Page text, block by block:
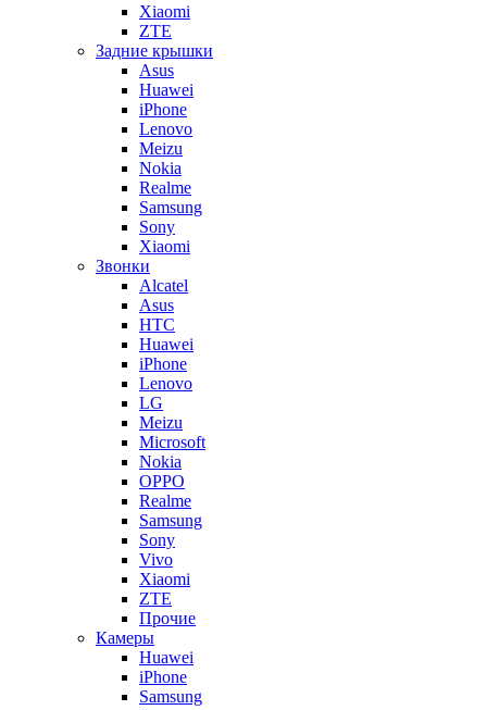
Xiaomi
ZTE
Задние крышки
Asus
Huawei
iPhone
Lenovo
Meizu
Nokia
Realme
Samsung
Sony
Xiaomi
Звонки
Alcatel
Asus
HTC
Huawei
iPhone
Lenovo
LG
Meizu
Microsoft
Nokia
OPPO
Realme
Samsung
Sony
Vivo
Xiaomi
ZTE
Прочие
Камеры
Huawei
iPhone
Samsung